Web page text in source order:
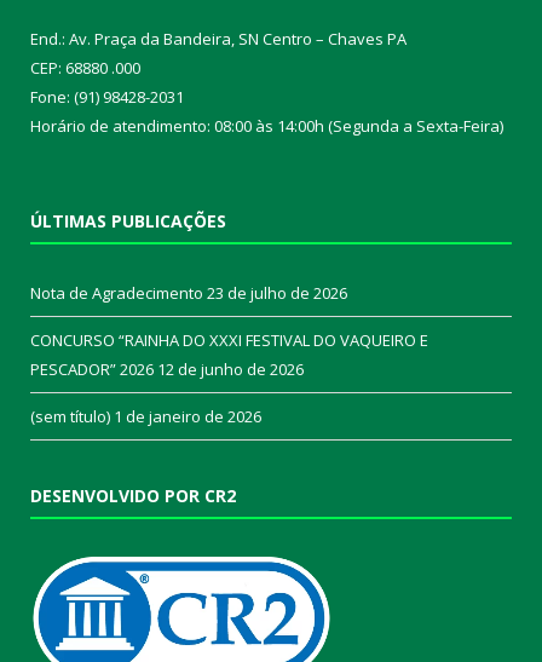
End.: Av. Praça da Bandeira, SN Centro – Chaves PA
CEP: 68880 .000
Fone: (91) 98428-2031
Horário de atendimento: 08:00 às 14:00h (Segunda a Sexta-Feira)
ÚLTIMAS PUBLICAÇÕES
Nota de Agradecimento 23 de julho de 2026
CONCURSO “RAINHA DO XXXI FESTIVAL DO VAQUEIRO E
PESCADOR” 2026 12 de junho de 2026
(sem título) 1 de janeiro de 2026
DESENVOLVIDO POR CR2